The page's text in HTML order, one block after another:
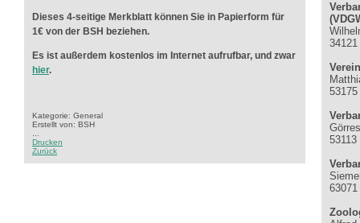
Dieses 4-seitige Merkblatt können Sie in Papierform für
1€ von der BSH beziehen.
Es ist außerdem kostenlos im Internet aufrufbar, und zwar
hier.
Kategorie: General
Erstellt von: BSH
Drucken
Zurück
53113